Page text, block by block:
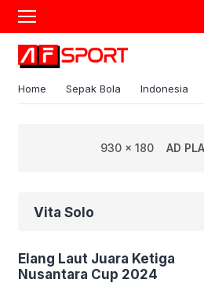
Home Sepak Bola Indonesia
930 x 180 AD
Vita Solo
Elang Laut Juara Ketiga
Nusantara Cup 2024